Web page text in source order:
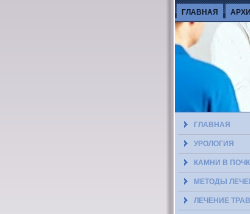
ГЛАВНАЯ
ГЛАВНАЯ
УРОЛОГИЯ
КАМНИ В
МЕТОДЫ
ЛЕЧЕНИЕ